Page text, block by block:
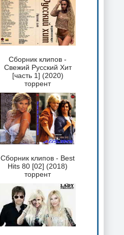
Сборник клипов -
Свежий Русский Хит
[часть 1] (2020)
торрент
Сборник клипов - Best
Hits 80 [02] (2018)
торрент